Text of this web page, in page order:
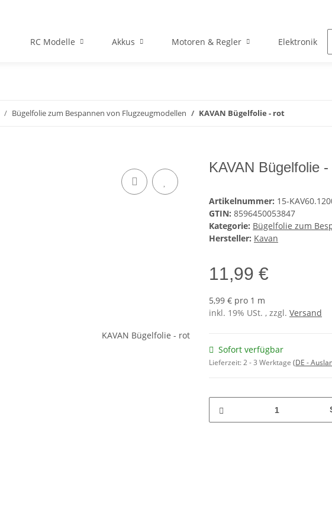
RC Modelle Akkus Motoren & Regler Elektronik
Bügelfolie zum Bespannen von Flugzeugmodellen KAVAN Bügelfolie - rot
KAVAN Bügelfolie
Artikelnummer: 15-
GTIN: 8596450053847
Kategorie: Bügelfolie zum
Hersteller: Kavan
11,99 €
5,99 € pro 1 m
inkl. 19% USt. , zzgl. Versand
Sofort verfügbar
Lieferzeit:2 - 3 Werktage (DE -